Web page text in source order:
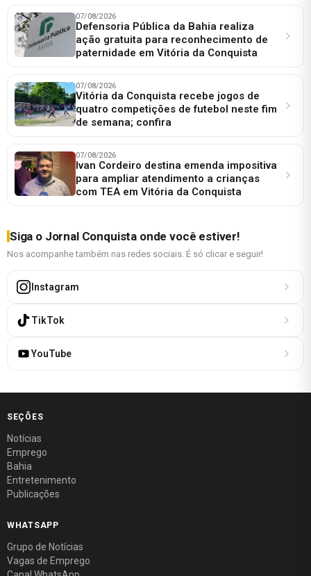
07/08/2026
Defensoria Pública da Bahia realiza
ação gratuita para reconhecimento de
paternidade em Vitória da Conquista
07/08/2026
Vitória da Conquista recebe jogos de
quatro competições de futebol neste fim
de semana; confira
07/08/2026
Ivan Cordeiro destina emenda impositiva
para ampliar atendimento a crianças
com TEA em Vitória da Conquista
Siga o Jornal Conquista onde você estiver!
Nos acompanhe também nas redes sociais. É só clicar e seguir!
Instagram
TikTok
YouTube
SEÇÕES
Notícias
Emprego
Bahia
Entretenimento
Publicações
WHATSAPP
Grupo de Notícias
Vagas de Emprego